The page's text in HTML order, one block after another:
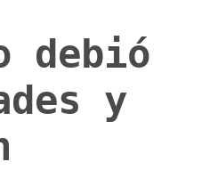
debió
y